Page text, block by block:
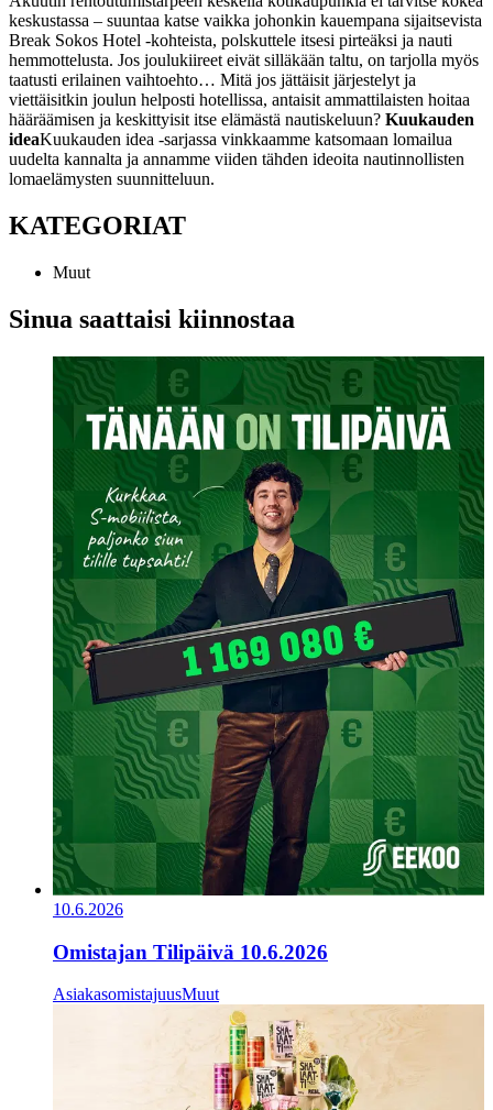
keskustassa – suuntaa katse vaikka johonkin kauempana sijaitsevista
Break Sokos Hotel -kohteista, polskuttele itsesi pirteäksi ja nauti
hemmottelusta. Jos joulukiireet eivät silläkään taltu, on tarjolla myös
taatusti erilainen vaihtoehto… Mitä jos jättäisit järjestelyt ja
viettäisitkin joulun helposti hotellissa, antaisit ammattilaisten hoitaa
hääräämisen ja keskittyisit itse elämästä nautiskeluun? Kuukauden
ideaKuukauden idea -sarjassa vinkkaamme katsomaan lomailua
uudelta kannalta ja annamme viiden tähden ideoita nautinnollisten
lomaelämysten suunnitteluun.
KATEGORIAT
Muut
Sinua saattaisi kiinnostaa
10.6.2026
Omistajan Tilipäivä 10.6.2026
AsiakasomistajuusMuut